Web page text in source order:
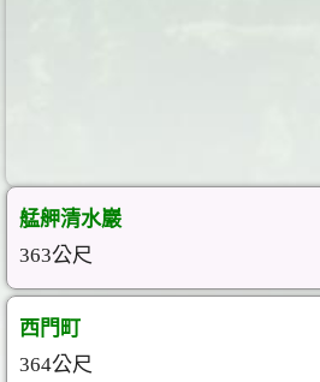
艋舺清水巖
363公尺
西門町
364公尺